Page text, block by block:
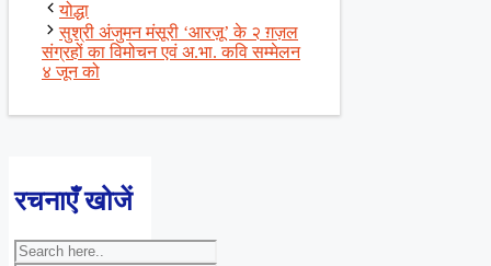
योद्धा
सुश्री अंजुमन मंसूरी ‘आरज़ू’ के २ ग़ज़ल
संग्रहों का विमोचन एवं अ.भा. कवि सम्मेलन
४ जून को
रचनाएँ खोजें